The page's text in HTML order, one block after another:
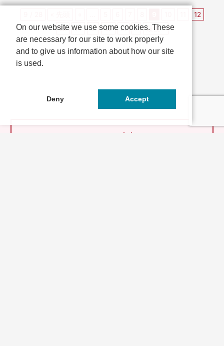
12
13
14 ... 20 ... » 最後 »
とっておきの京都とは
On our website we use some cookies. These
are necessary for our site to work properly
and to give us information about how our site
is used.
Deny Accept